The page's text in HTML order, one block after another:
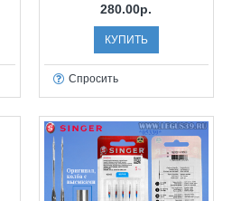
280.00р.
КУПИТЬ
Спросить